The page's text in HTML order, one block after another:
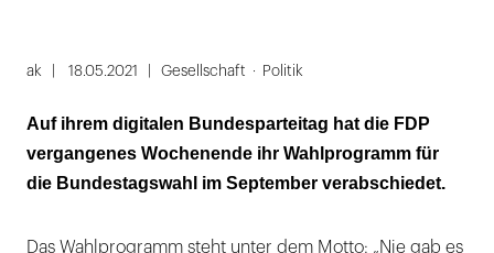
1
2
ak 18.05.2021 Gesellschaft Politik
Auf ihrem digitalen Bundesparteitag hat die FDP
vergangenes Wochenende ihr Wahlprogramm für
die Bundestagswahl im September verabschiedet.
Das Wahlprogramm steht unter dem Motto: „Nie gab es